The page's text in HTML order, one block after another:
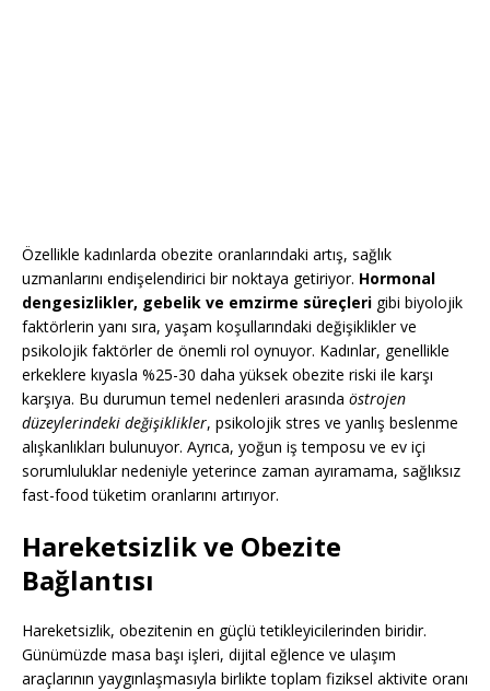
Özellikle kadınlarda obezite oranlarındaki artış, sağlık
uzmanlarını endişelendirici bir noktaya getiriyor. Hormonal
dengesizlikler, gebelik ve emzirme süreçleri gibi biyolojik
faktörlerin yanı sıra, yaşam koşullarındaki değişiklikler ve
psikolojik faktörler de önemli rol oynuyor. Kadınlar, genellikle
erkeklere kıyasla %25-30 daha yüksek obezite riski ile karşı
karşıya. Bu durumun temel nedenleri arasında östrojen
düzeylerindeki değişiklikler, psikolojik stres ve yanlış beslenme
alışkanlıkları bulunuyor. Ayrıca, yoğun iş temposu ve ev içi
sorumluluklar nedeniyle yeterince zaman ayıramama, sağlıksız
fast-food tüketim oranlarını artırıyor.
Hareketsizlik ve Obezite
Bağlantısı
Hareketsizlik, obezitenin en güçlü tetikleyicilerinden biridir.
Günümüzde masa başı işleri, dijital eğlence ve ulaşım
araçlarının yaygınlaşmasıyla birlikte toplam fiziksel aktivite oranı